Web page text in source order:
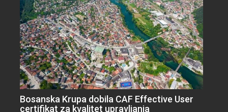
Bosanska Krupa dobila CAF Effective User
certifikat za kvalitet upravljanja